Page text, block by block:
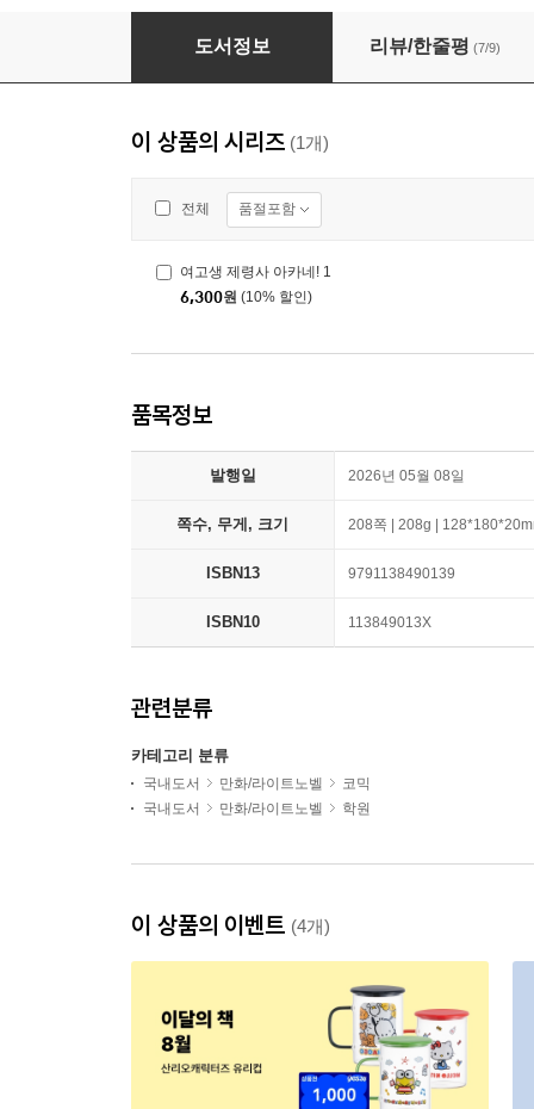
여고생 제령사 아카네! 1
도서정보 리뷰/한줄평 (7/9)
이 상품의 시리즈 (1개)
전체 품절포함
여고생 제령사 아카네! 1
6,300원 (10% 할인)
품목정보
발행일 2026년 05월 08일
쪽수, 무게, 크기 208쪽 | 208g |
ISBN13 9791138490139
ISBN10 113849013X
관련분류
카테고리 분류
국내도서 만화/라이트노벨
코믹
국내도서
만화/라이트노벨 학원
이 상품의 이벤트 (4개)